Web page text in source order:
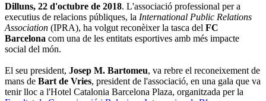
Dilluns, 22 d'octubre de 2018. L'associació professional per a
executius de relacions públiques, la International Public Relations
Association (IPRA), ha volgut reconèixer la tasca del FC
Barcelona com una de les entitats esportives amb més impacte
social del món.
El seu president, Josep M. Bartomeu, va rebre el reconeixement de
mans de Bart de Vries, president de l'associació, en una gala que va
tenir lloc a l'Hotel Catalonia Barcelona Plaza, organitzada per la